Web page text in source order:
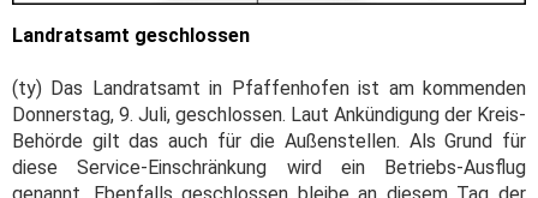
Landratsamt geschlossen
(ty) Das Landratsamt in Pfaffenhofen ist am kommenden
Donnerstag, 9. Juli, geschlossen. Laut Ankündigung der Kreis-
Behörde gilt das auch für die Außenstellen. Als Grund für
diese Service-Einschränkung wird ein Betriebs-Ausflug